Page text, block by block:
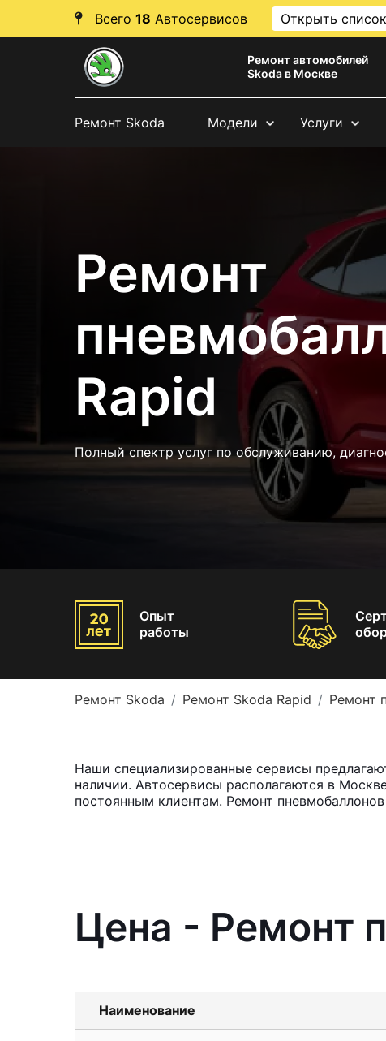
Всего 18 Автосервисов Открыть список
Ремонт автомобилей
Skoda в Москве
Ремонт Skoda Модели Услуги
Ремонт
Rapid
Полный спектр услуг по обслуживанию,
Опыт
работы
Ремонт Skoda Ремонт Skoda Rapid Ремонт
Наши специализированные сервисы
наличии. Автосервисы располагаются в
постоянным клиентам. Ремонт
Цена - Ремонт
Наименование